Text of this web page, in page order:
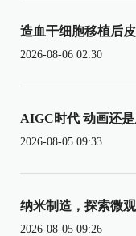
造血干细胞移植后
2026-08-06 02:30
AIGC时代 动画还
2026-08-05 09:33
纳米制造，探索微
2026-08-05 09:26